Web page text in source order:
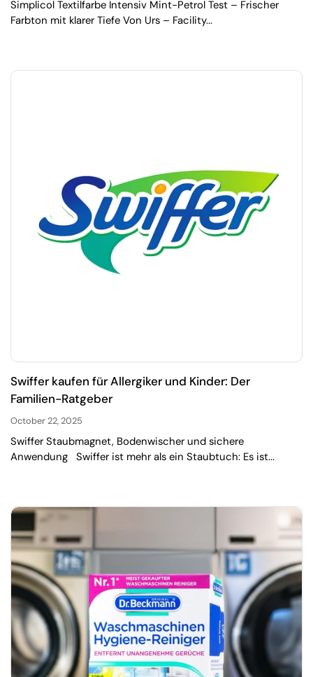
Simplicol Textilfarbe Intensiv Mint-Petrol Test – Frischer
Farbton mit klarer Tiefe Von Urs – Facility...
Swiffer kaufen für Allergiker und Kinder: Der
Familien-Ratgeber
October 22, 2025
Swiffer Staubmagnet, Bodenwischer und sichere
Anwendung Swiffer ist mehr als ein Staubtuch: Es ist...